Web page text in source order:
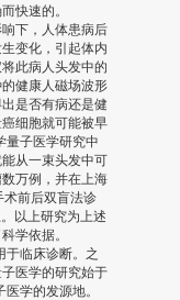
快速的。
下，人体患病后
变化，引起体内
此病人头发中的
健康人磁场波形
是否有病还是健
细胞就可能被早
量子医学研究中
从一束头发中可
万例，并在上海
前后双盲法诊
以上研究为上述
学依据。
于临床诊断。之
医学的研究始于
学的发源地。